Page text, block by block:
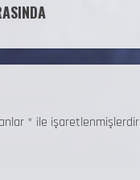
* ile işaretlenmişlerdir